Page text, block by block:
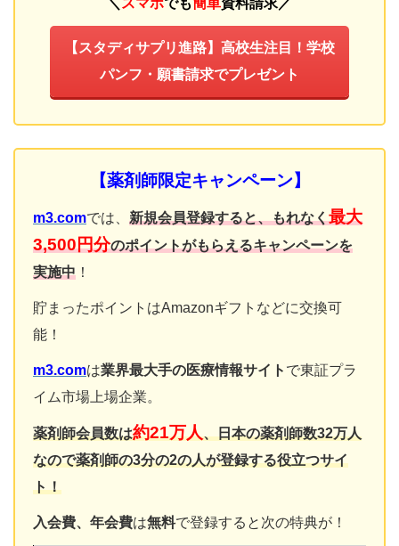
＼ スマホでも簡単資料請求／
【スタディサプリ進路】高校生注目！学校
パンフ・願書請求でプレゼント
【薬剤師限定キャンペーン】
m3.comでは、 新規会員登録すると、もれなく最大
3,500円分のポイントがもらえるキャンペーンを
実施中 ！
貯まったポイントはAmazonギフトなどに交換可
能！
m3.comは業界最大手の医療情報サイト で東証プラ
イム市場上場企業。
薬剤師会員数は約21万人、日本の薬剤師数32万人
なので薬剤師の3分の2の人が登録する役立つサイ
ト！
入会費、年会費は無料で登録すると次の特典が！